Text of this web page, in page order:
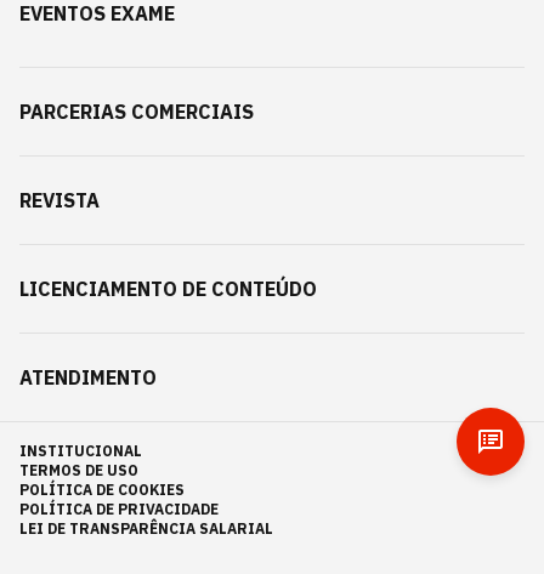
EVENTOS EXAME
PARCERIAS COMERCIAIS
REVISTA
LICENCIAMENTO DE CONTEÚDO
ATENDIMENTO
INSTITUCIONAL
TERMOS DE USO
POLÍTICA DE COOKIES
POLÍTICA DE PRIVACIDADE
LEI DE TRANSPARÊNCIA SALARIAL